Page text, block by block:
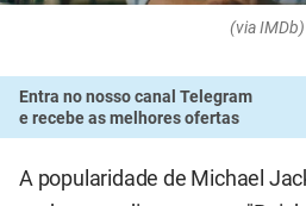
(via IMDb)
Entra no nosso canal Telegram
e recebe as melhores ofertas
A popularidade de Michael